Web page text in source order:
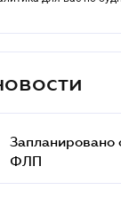
для вас по
Запланировано
ФЛП